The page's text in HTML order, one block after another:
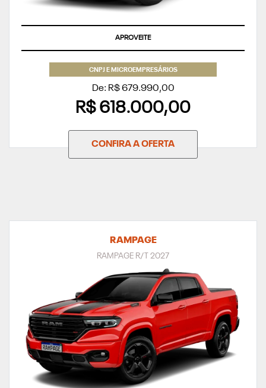
APROVEITE
CNPJ E MICROEMPRESÁRIOS
De: R$ 679.990,00
R$ 618.000,00
CONFIRA A OFERTA
RAMPAGE
RAMPAGE R/T 2027